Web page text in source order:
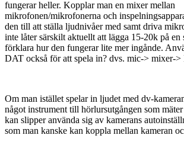
fungerar heller. Kopplar man en mixer mellan
mikrofonen/mikrofonerna och
den till att ställa ljudnivåer med samt driva
inte låter särskilt aktuellt att lägga 15-20k på en
förklara hur den fungerar lite mer ingånde.
DAT också för att spela in? dvs. mic-> mixer-
Om man istället spelar in ljudet med dv-
något instrument till hörlursutgången som
kan slipper använda sig av kamerans
som man kanske kan koppla mellan kameran